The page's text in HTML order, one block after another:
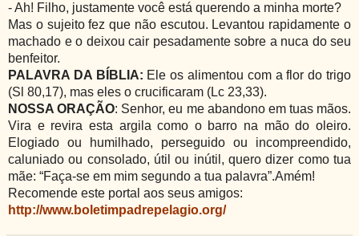
- Ah! Filho, justamente você está querendo a minha morte?
Mas o sujeito fez que não escutou. Levantou rapidamente o
machado e o deixou cair pesadamente sobre a nuca do seu
benfeitor.
PALAVRA DA BÍBLIA: Ele os alimentou com a flor do trigo
(Sl 80,17), mas eles o crucificaram (Lc 23,33).
NOSSA ORAÇÃO: Senhor, eu me abandono em tuas mãos.
Vira e revira esta argila como o barro na mão do oleiro.
Elogiado ou humilhado, perseguido ou incompreendido,
caluniado ou consolado, útil ou inútil, quero dizer como tua
mãe: “Faça-se em mim segundo a tua palavra”.Amém!
Recomende este portal aos seus amigos:
http://www.boletimpadrepelagio.org/